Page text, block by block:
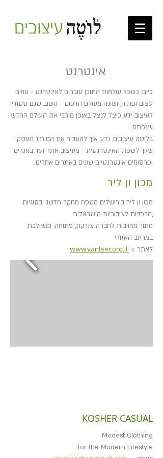
אינטרנט
כיום, כשכל עולמות התוכן עוברים לאינטרנט - עולם
עצום ופתוח, ושונה מעולם הדפוס - חשוב שגם סטודיו
לעיצוב ידע כיצד לנצל באופן מירבי את העולם החדש
שנפתח.
בלוטה עיצובים, נדע איך להעביר את המיתוג העסקי
שלך לשפת האינטרנטית - מעיצוב אתר ועד באנרים
ופרסומים אינטרנטיים שונים באתרים אחרים.
מכון ון ליר
מכון ון ליר בירושלים מטפח מחקר חדשני בסוגיות
מרכזיות לציבוריות הישראלית,
מתוך מחויבות לחברה צודקת, פתוחה, ומשולבת
במרחב האזורי
לאתר > ww.vanleer.org.il
KOSHER CASUAL
Modest Clothing
for the Modern Lifestyle